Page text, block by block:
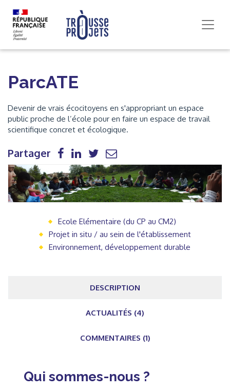
ParcATE
Devenir de vrais écocitoyens en s'appropriant un espace
public proche de l’école pour en faire un espace de travail
scientifique concret et écologique.
Partager
Ecole Elémentaire (du CP au CM2)
Projet in situ / au sein de l'établissement
Environnement, développement durable
DESCRIPTION
ACTUALITÉS (4)
COMMENTAIRES (1)
Qui sommes-nous ?